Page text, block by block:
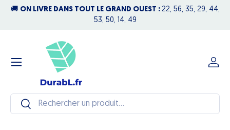
🚚 ON LIVRE DANS TOUT LE GRAND OUEST : 22, 56, 35, 29, 44,
53, 50, 14, 49
Recherche
Rechercher
Se
Menu